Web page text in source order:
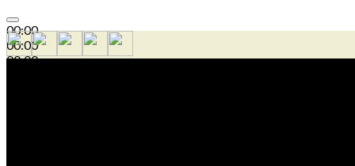
00:00
00:00
00:00